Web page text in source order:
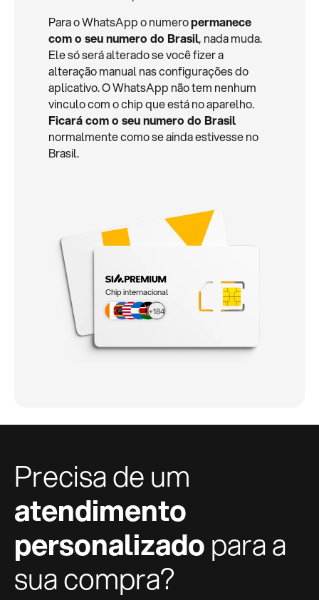
Para o WhatsApp o numeropermanece
com o seu numero do Brasil, nada muda.
Ele só será alterado se você fizer a
alteração manual nas configurações do
aplicativo. O WhatsApp não tem nenhum
vinculo com o chip que está no aparelho.
Ficará com o seu numero do Brasil
normalmente como se ainda estivesse no
Brasil.
Chip internacional
+184
Precisa de um
atendimento
personalizadopara a
sua compra?